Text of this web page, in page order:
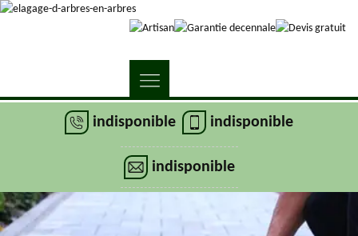
indisponible indisponible
indisponible